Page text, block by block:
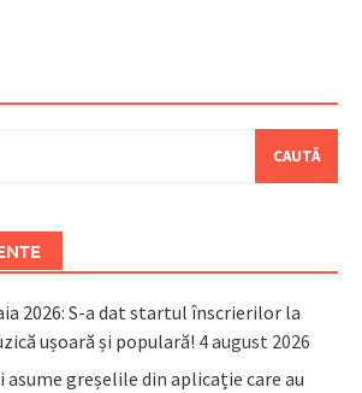
2026: S-a dat startul înscrierilor la
ușoară și populară! 4 august 2026
asume greșelile din aplicație care au